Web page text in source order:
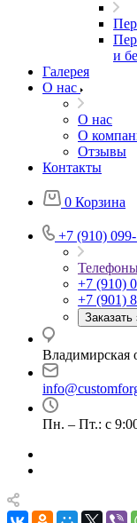
и
Галерея
О нас
О нас
О
Отзывы
Контакты
0 Корзина
+7 (910)
+7 (910)
+7 (901)
Заказать
Владимирская
Пн. – Пт.: с